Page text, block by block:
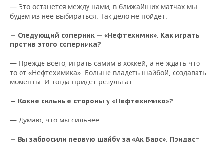
ONLINE-КОНФЕРЕНЦИИ
ОТКРЫТАЯ ЛЕКЦИЯ
ХОККЕЙ
БАСКЕТБОЛ
ВОЛЕЙБОЛ
КИБЕРСПОРТ
ФИГУРНОЕ КАТАНИЕ
ВЛАСТЬ
ИНФРАСТРУКТУРА
ИСТОРИЯ
КУЛЬТУРА
МЕДИЦИНА
СЮЖЕТЫ
СПРАВОЧНИК
СПИСОК ПЕРСОН
СПИСОК КОМПАНИЙ
ПОЛНАЯ ВЕРСИЯ
— Это останется между нами, в ближайших матчах мы
будем из нее выбираться. Так дело не пойдет.
— Следующий соперник — «Нефтехимик». Как играть
против этого соперника?
— Прежде всего, играть самим в хоккей, а не ждать что-
то от «Нефтехимика». Больше владеть шайбой, создавать
моменты. И тогда придет результат.
— Какие сильные стороны у «Нефтехимика»?
— Думаю, что мы сильнее.
— Вы забросили первую шайбу за «Ак Барс». Придаст